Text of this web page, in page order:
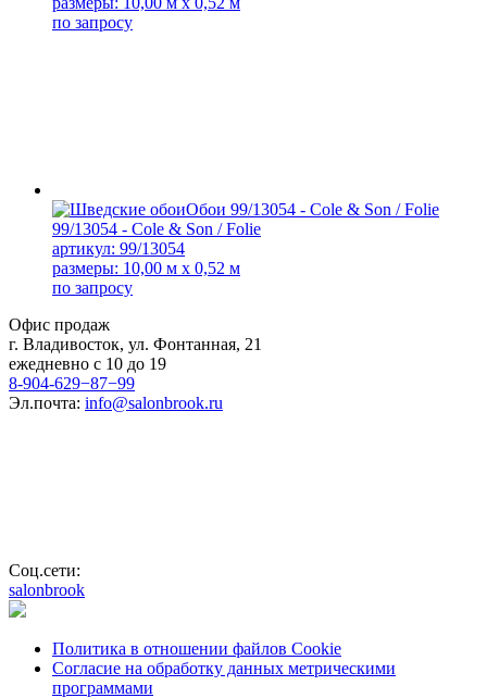
по запросу
99/13054 - Cole & Son / Folie
артикул: 99/13054
размеры: 10,00 м x 0,52 м
по запросу
Офис продаж
г. Владивосток, ул. Фонтанная, 21
ежедневно с 10 до 19
8-904-629−87−99
Эл.почта: info@salonbrook.ru
Соц.сети:
salonbrook
Политика в отношении файлов Cookie
Согласие на обработку данных метрическими
программами